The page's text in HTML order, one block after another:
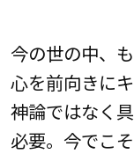
今の世の中、
心を前向きに
神論ではなく
必要。今でこ